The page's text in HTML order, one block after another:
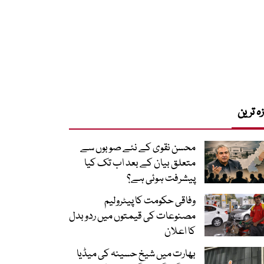
ترین
محسن نقوی کے نئے صوبوں سے
متعلق بیان کے بعد اب تک کیا
پیشرفت ہوئی ہے؟
وفاقی حکومت کا پیٹرولیم
مصنوعات کی قیمتوں میں ردوبدل
کا اعلان
بھارت میں شیخ حسینہ کی میڈیا